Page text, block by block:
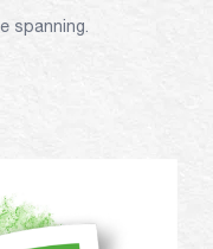
spanning.